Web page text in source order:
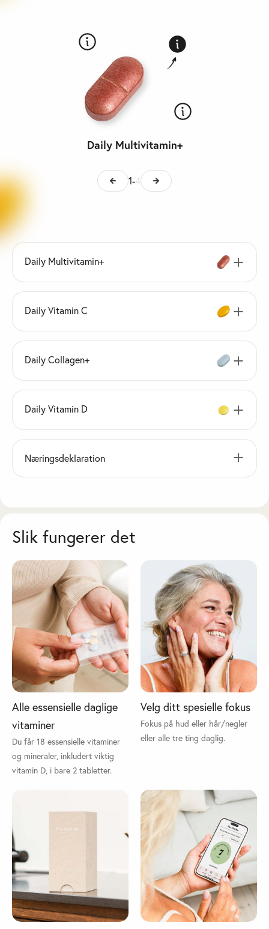
Daily Multivitamin+
1-4
Daily Multivitamin+
Daily Vitamin C
Daily Collagen+
Daily Vitamin D
Næringsdeklaration
Slik fungerer det
Alle essensielle daglige
vitaminer
Du får 18 essensielle vitaminer
og mineraler, inkludert viktig
vitamin D, i bare 2 tabletter.
Velg ditt spesielle fokus
Fokus på hud eller hår/negler
eller alle tre ting daglig.